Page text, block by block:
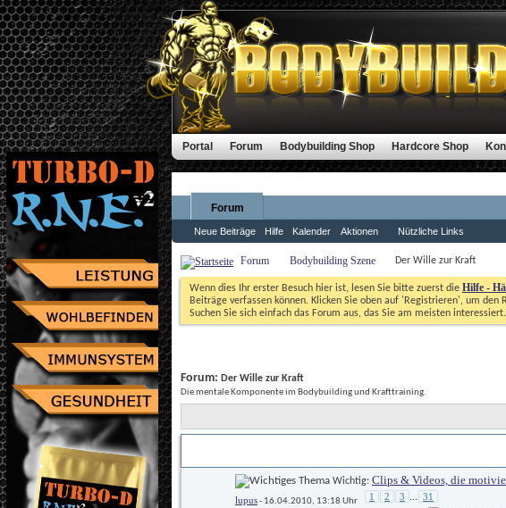
Portal Forum Bodybuilding Shop Hardcore Shop
Forum
Neue Beiträge Hilfe Kalender Aktionen Nützliche Links
Forum Bodybuilding Szene Der Wille zur Kraft
Wenn dies Ihr erster Besuch hier ist, lesen Sie bitte zuerst die Hilfe -
Beiträge verfassen können. Klicken Sie oben auf 'Registrieren', um
Suchen Sie sich einfach das Forum aus, das Sie am meisten interessiert.
Forum: Der Wille zur Kraft
Die mentale Komponente im Bodybuilding und Krafttraining.
Wichtig: Clips & Videos, die
lupus - 16.04.2010, 13:18 Uhr 1 2 3 ... 31